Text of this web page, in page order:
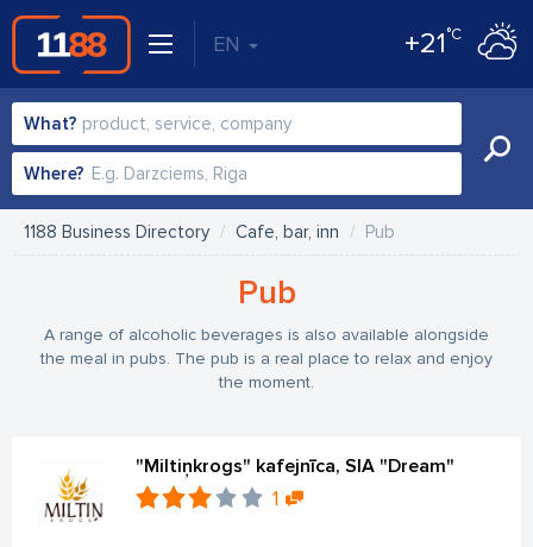
EN +21°C
What?
Where?
1188 Business Directory Cafe, bar, inn Pub
Pub
A range of alcoholic beverages is also available alongside
the meal in pubs. The pub is a real place to relax and enjoy
the moment.
"Miltiņkrogs" kafejnīca, SIA "Dream"
1